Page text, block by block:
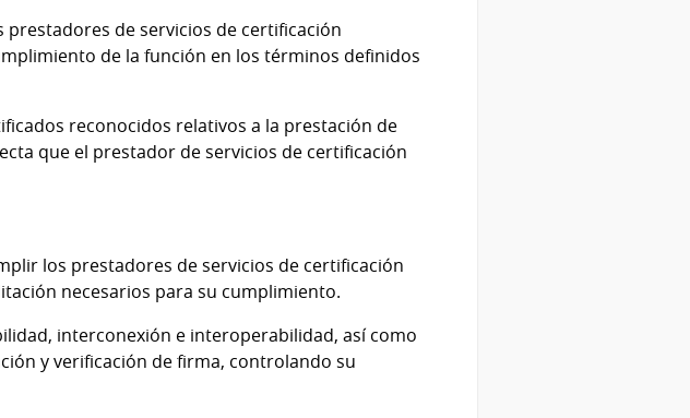
de servicios de certificación
de la función en los términos definidos
reconocidos relativos a la prestación de
que el prestador de servicios de certificación
los prestadores de servicios de certificación
necesarios para su cumplimiento.
interconexión e interoperabilidad, así como
y verificación de firma, controlando su